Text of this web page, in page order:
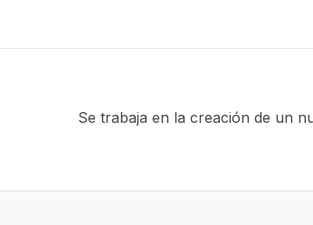
Se trabaja en la creación de un